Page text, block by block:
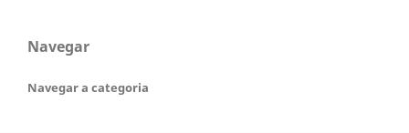
Navegar
Navegar a categoria